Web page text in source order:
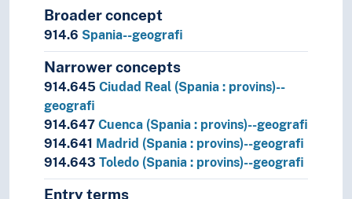
Broader concept
914.6 Spania--geografi
Narrower concepts
914.645 Ciudad Real (Spania : provins)--
geografi
914.647 Cuenca (Spania : provins)--geografi
914.641 Madrid (Spania : provins)--geografi
914.643 Toledo (Spania : provins)--geografi
Entry terms